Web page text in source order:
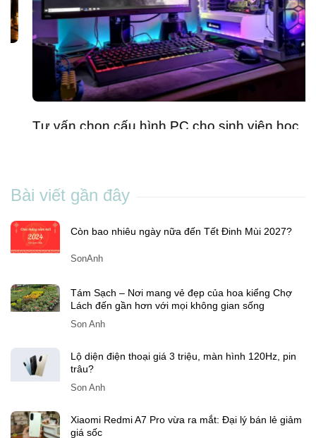
Tư vấn chọn cấu hình PC cho sinh viên học
Bài viết gần đây
Còn bao nhiêu ngày nữa đến Tết Đinh Mùi 2027?
Tám Sạch – Nơi mang vẻ đẹp của hoa kiểng Chợ
Lách đến gần hơn với mọi không gian sống
Son Anh
Lộ diện điện thoại giá 3 triệu, màn hình 120Hz, pin
trâu?